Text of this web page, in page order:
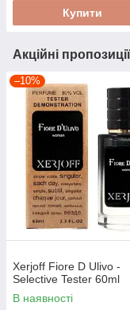
Купити
Акційні
–10%
Xerjoff Fiore D Ulivo -
Selective Tester 60ml
В наявності